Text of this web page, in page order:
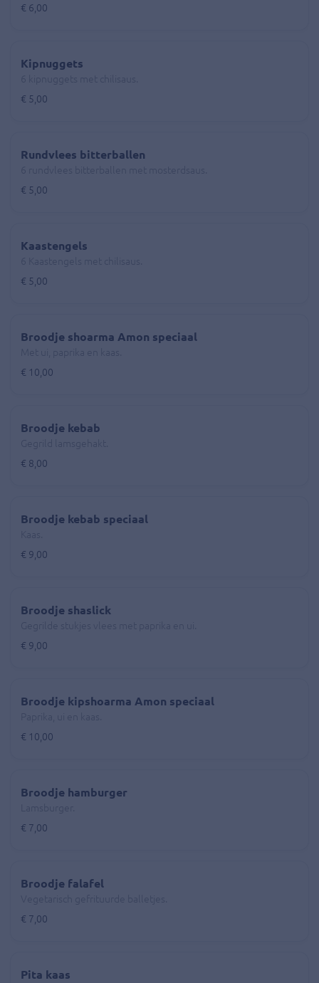
€ 6,00
Kipnuggets
€ 5,00
Rundvlees bitterballen
€ 5,00
Kaastengels
€ 5,00
Broodje shoarma Amon speciaal
€ 10,00
Broodje kebab
€ 8,00
Broodje kebab speciaal
€ 9,00
Broodje shaslick
€ 9,00
Broodje kipshoarma Amon speciaal
€ 10,00
Broodje hamburger
€ 7,00
Broodje falafel
€ 7,00
Pita kaas